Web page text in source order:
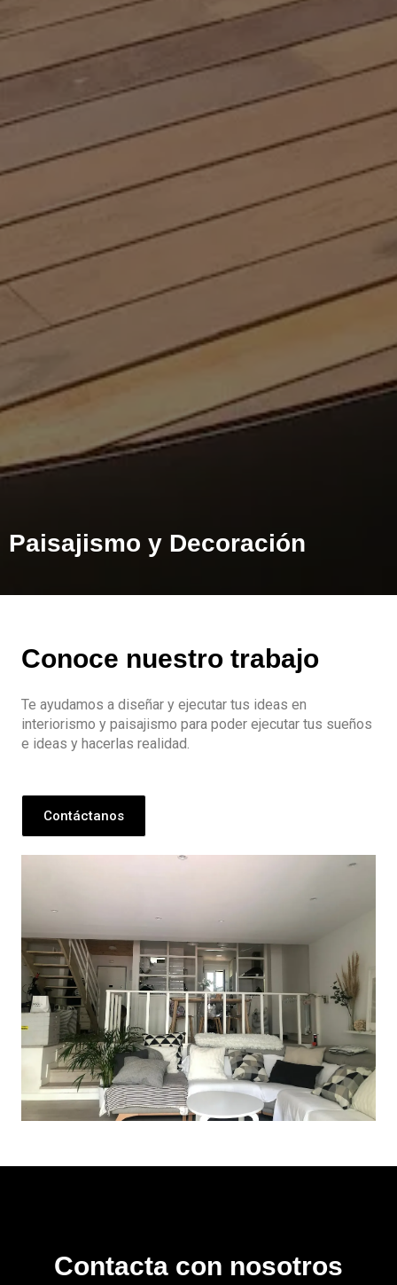
Paisajismo y Decoración
Conoce nuestro trabajo
Te ayudamos a diseñar y ejecutar tus ideas en
interiorismo y paisajismo para poder ejecutar tus sueños
e ideas y hacerlas realidad.
Contáctanos
Contacta con nosotros